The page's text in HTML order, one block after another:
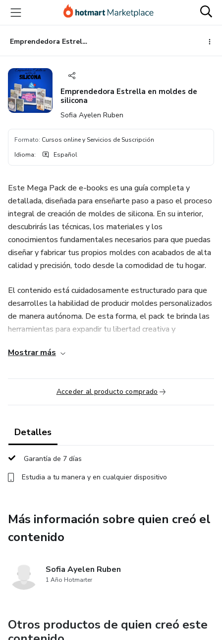
principal
página
de
página
Emprendedora Estrella en moldes de silicona
Emprendedora Estrella en moldes de
silicona
Sofia Ayelen Ruben
Formato: Cursos online y Servicios de Suscripción
Idioma: Español
Este Mega Pack de e-books es una guía completa y
detallada, diseñada para enseñarte paso a paso el proceso
integral de creación de moldes de silicona. En su interior,
descubrirás las técnicas, los materiales y los
conocimientos fundamentales necesarios para que puedas
diseñar y fabricar tus propios moldes con acabados de alta
calidad y precisión, todo desde la comodidad de tu hogar.
El contenido está cuidadosamente estructurado para que
desarrolles la habilidad de producir moldes personalizados
de manera autónoma. De esta forma, el pack te brinda las
herramientas para expandir tu libertad creativa y
gasto recurrente en moldes comerciales prefabricados.
Mostrar más
Acceder al producto comprado
Detalles
Garantía de 7 días
Estudia a tu manera y en cualquier dispositivo
Más información sobre quien creó el
contenido
Sofia Ayelen Ruben
1 Año Hotmarter
Otros productos de quien creó este